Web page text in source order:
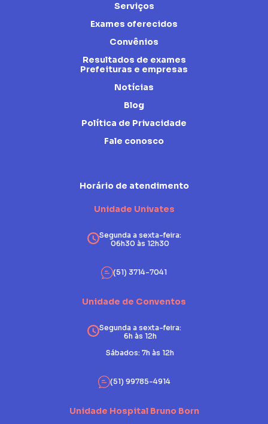
Serviços
Exames oferecidos
Convênios
Resultados de exames
Prefeituras e empresas
Notícias
Blog
Política de Privacidade
Fale conosco
Horário de atendimento
Unidade Univates
Segunda a sexta-feira:
06h30 às 12h30
(51) 3714-7041
Unidade de Conventos
Segunda a sexta-feira:
6h às 12h
Sábados: 7h às 12h
(51) 99785-4914
Unidade Hospital Bruno Born